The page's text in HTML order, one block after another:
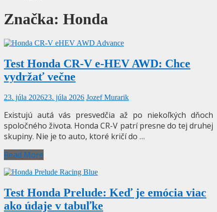
Značka: Honda
Test Honda CR-V e-HEV AWD: Chce
vydržať večne
23. júla 202623. júla 2026 Jozef Murarik
Existujú autá vás presvedčia až po niekoľkých dňoch
spoločného života. Honda CR-V patrí presne do tej druhej
skupiny. Nie je to auto, ktoré kričí do …
Read More
Test Honda Prelude: Keď je emócia viac
ako údaje v tabuľke